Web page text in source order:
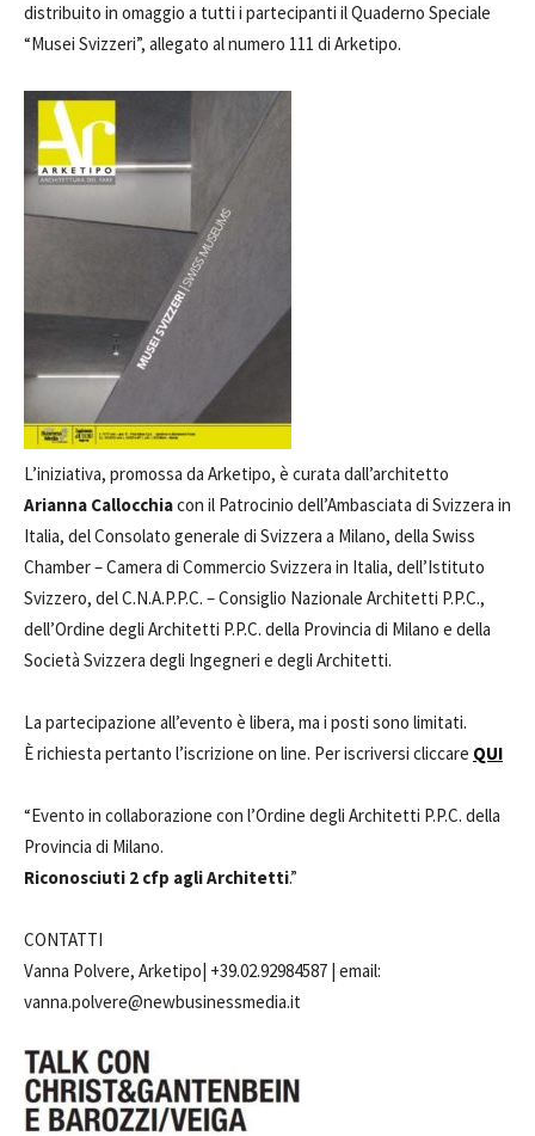
distribuito in omaggio a tutti i partecipanti il Quaderno Speciale
“Musei Svizzeri”, allegato al numero 111 di Arketipo.
L’iniziativa, promossa da Arketipo, è curata dall’architetto
Arianna Callocchiacon il Patrocinio dell’Ambasciata di Svizzera in
Italia, del Consolato generale di Svizzera a Milano, della Swiss
Chamber – Camera di Commercio Svizzera in Italia, dell’Istituto
Svizzero, del C.N.A.P.P.C. – Consiglio Nazionale Architetti P.P.C.,
dell’Ordine degli Architetti P.P.C. della Provincia di Milano e della
Società Svizzera degli Ingegneri e degli Architetti.
La partecipazione all’evento è libera, ma i posti sono limitati.
È richiesta pertanto l’iscrizione on line. Per iscriversi cliccare QUI
“Evento in collaborazione con l’Ordine degli Architetti P.P.C. della
Provincia di Milano.
Riconosciuti 2 cfp agli Architetti.”
CONTATTI
Vanna Polvere, Arketipo| +39.02.92984587 | email:
vanna.polvere@newbusinessmedia.it